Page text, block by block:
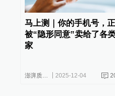
马上测｜你的手机号，正
被“隐形同意”卖给了各
家
澎湃质量观 2025-12-04